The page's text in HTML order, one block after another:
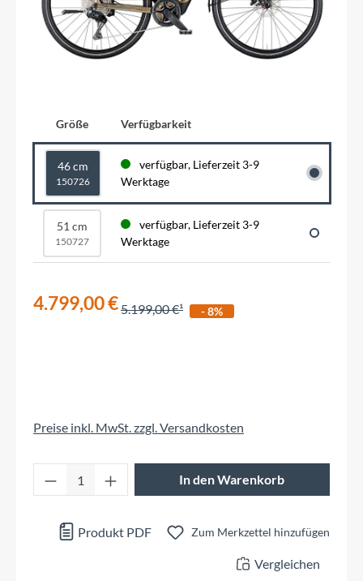
Größe Verfügbarkeit
46 cm
150726
verfügbar, Lieferzeit 3-9
Werktage
51 cm
150727
verfügbar, Lieferzeit 3-9
Werktage
4.799,00 €5.199,00 € - 8%
Preise inkl. MwSt. zzgl. Versandkosten
Produkt Anzahl: Gib den gewünschten
In den Warenkorb
Produkt PDF Zum Merkzettel hinzufügen
Vergleichen